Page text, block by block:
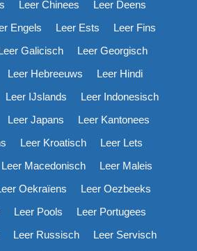
Leer Chinees
Leer Deens
Engels Leer Ests
Leer Fins
Galicisch
Leer Georgisch
Leer Hebreeuws
Leer Hindi
Leer IJslands
Leer Indonesisch
Leer Japans
Leer Kantonees
Leer Kroatisch
Leer Lets
Leer Macedonisch
Leer Maleis
Oekraïens
Leer Oezbeeks
Leer Pools
Leer Portugees
Leer Russisch
Leer Servisch